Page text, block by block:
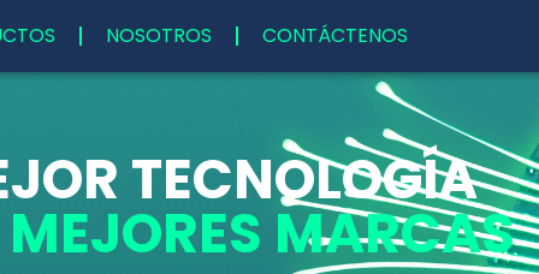
NOSOTROS CONTÁCTENOS
TECNOLOGÍA
MEJORES MARCAS